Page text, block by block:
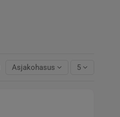
Asjakohasus 5